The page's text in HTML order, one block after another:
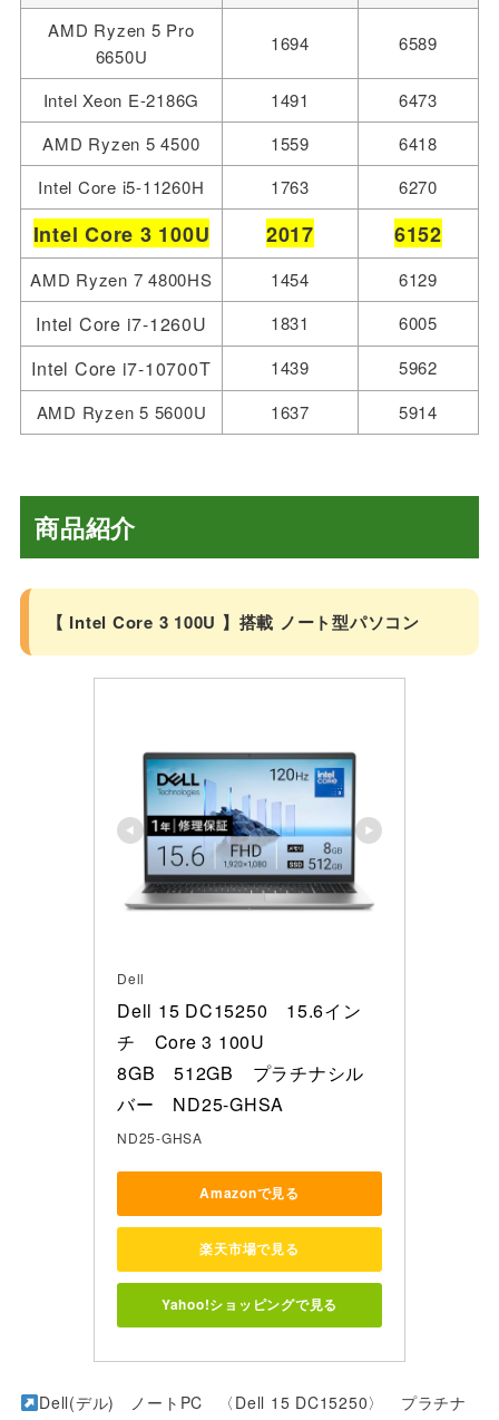
AMD Ryzen 5 Pro
6650U
1694 6589
Intel Xeon E-2186G 1491
6473
AMD Ryzen 5 4500
1559
6418
Intel Core i5-11260H
1763 6270
Intel Core 3 100U 2017 6152
AMD Ryzen 7 4800HS 1454 6129
Intel Core i7-1260U 1831 6005
Intel Core i7-10700T 1439
5962
AMD Ryzen 5 5600U
1637 5914
商品紹介
【 Intel Core 3 100U 】搭載 ノート型パソコン
Dell
Dell 15 DC15250　15.6イン
チ　Core 3 100U
8GB　512GB　プラチナシル
バー　ND25-GHSA
ND25-GHSA
Amazonで見る
楽天市場で見る
Yahoo!ショッピングで見る
Dell(デル) ノートPC 〈Dell 15 DC15250〉 プラチナ